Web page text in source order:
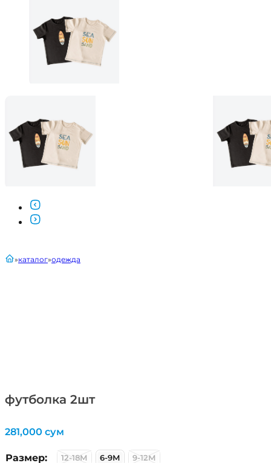
футболка 2шт
главнаякаталог одежда
281,000 сум
Размер: 12-18М 6-9М 9-12М